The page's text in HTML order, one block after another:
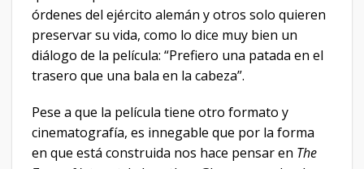
órdenes del ejército alemán y otros solo quieren
preservar su vida, como lo dice muy bien un
diálogo de la película: “Prefiero una patada en el
trasero que una bala en la cabeza”.
Pese a que la película tiene otro formato y
cinematografía, es innegable que por la forma
en que está construida nos hace pensar en The